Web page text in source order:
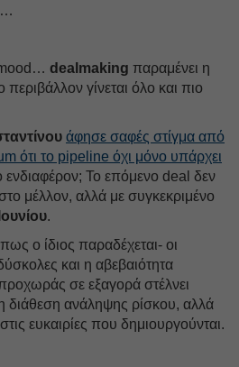
dealmaking παραμένει η
γίνεται όλο και πιο
άφησε σαφές στίγμα από
ότι το pipeline όχι μόνο υπάρχει
ενδιαφέρον; Το επόμενο deal δεν
μέλλον, αλλά με συγκεκριμένο
.
ο ίδιος παραδέχεται- οι
και η αβεβαιότητα
σε εξαγορά στέλνει
διάθεση ανάληψης ρίσκου, αλλά
ευκαιρίες που δημιουργούνται.